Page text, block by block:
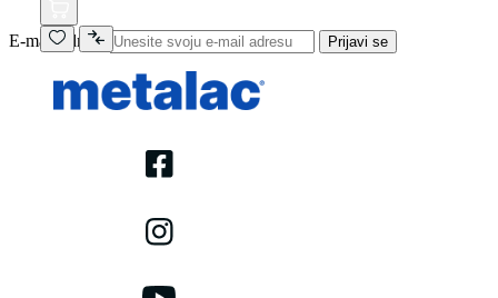
E-mail adresa Prijavi se